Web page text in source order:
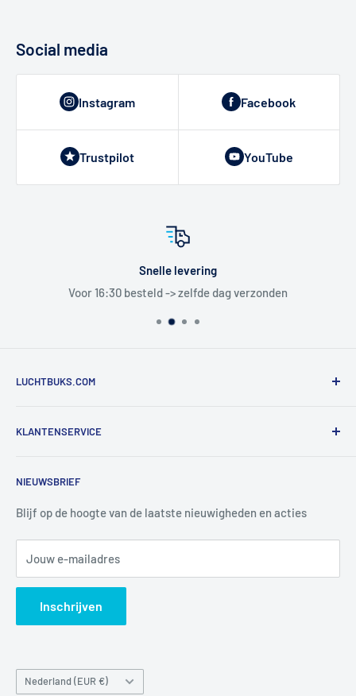
Social media
Instagram Facebook
Trustpilot YouTube
Snelle levering
Voor 16:30 besteld -> zelfde dag verzonden
LUCHTBUKS.COM
Utrechtlaan 9
Tel:+31 6 345 30 448
Mail:info@luchtbuks.com
KLANTENSERVICE
Informatie
Privacybeleid
Verzendbeleid
Search
NIEUWSBRIEF
Blijf op de hoogte van de laatste nieuwigheden en acties
Jouw e-mailadres
Inschrijven
Land/regio
Nederland (EUR €)